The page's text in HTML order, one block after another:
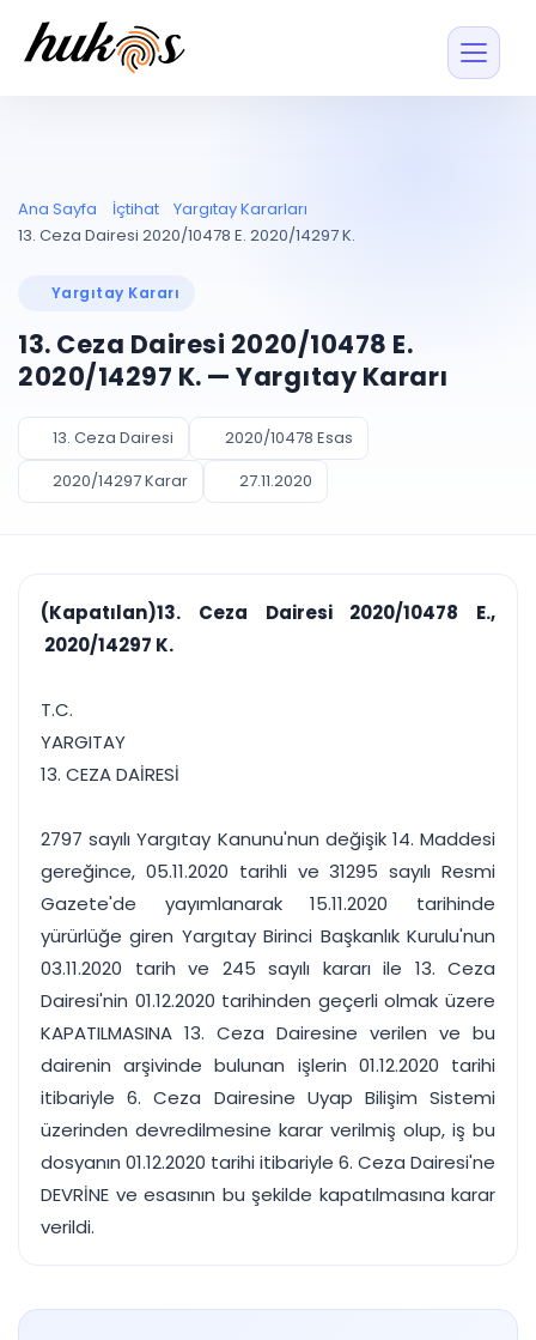
Entegrasyonu
UYAP ile otomatik
UYAP Evrak
Entegrasyonu
UETS Entegrasyonu
Tebligatları anında
Müvekkil ve taraf
Vekalet
PLANLAMA & TAKİP
Pano ve Takip
Duruşma ve görev
takvimi
Hatırlatma ve
AKILLI & FİNANS
takibi
Tek panelde uçtan uca yönetim
UYAP & UETS entegrasyonundan finansa, hepsi bir arada.
Blog
Ücretsiz Başlayın Giriş Yap
Ana Sayfa İçtihat
Yargıtay Kararları
13. Ceza Dairesi 2020/10478 E. 2020/14297 K.
Yargıtay Kararı
13. Ceza Dairesi 2020/10478 E.
2020/14297 K. — Yargıtay Kararı
13. Ceza Dairesi
2020/10478 Esas
2020/14297 Karar
27.11.2020
(Kapatılan)13. Ceza Dairesi 2020/10478 E.,
2020/14297 K.
T.C.
YARGITAY
13. CEZA DAİRESİ
2797 sayılı Yargıtay Kanunu'nun değişik 14. Maddesi
gereğince, 05.11.2020 tarihli ve 31295 sayılı Resmi
Gazete'de yayımlanarak 15.11.2020 tarihinde
yürürlüğe giren Yargıtay Birinci Başkanlık Kurulu'nun
03.11.2020 tarih ve 245 sayılı kararı ile 13. Ceza
Dairesi'nin 01.12.2020 tarihinden geçerli olmak üzere
KAPATILMASINA 13. Ceza Dairesine verilen ve bu
dairenin arşivinde bulunan işlerin 01.12.2020 tarihi
itibariyle 6. Ceza Dairesine Uyap Bilişim Sistemi
üzerinden devredilmesine karar verilmiş olup, iş bu
dosyanın 01.12.2020 tarihi itibariyle 6. Ceza Dairesi'ne
DEVRİNE ve esasının bu şekilde kapatılmasına karar
verildi.